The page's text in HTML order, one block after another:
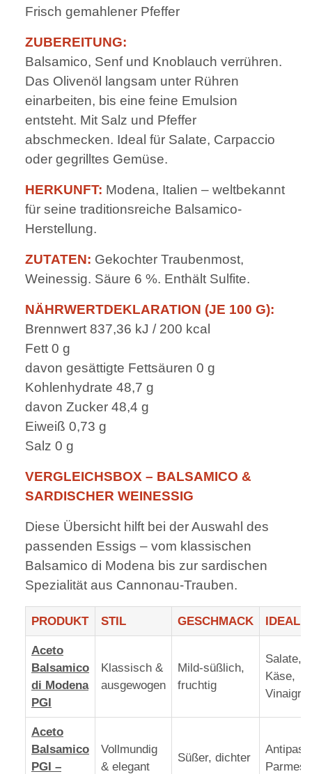
Frisch gemahlener Pfeffer
ZUBEREITUNG:
Balsamico, Senf und Knoblauch verrühren.
Das Olivenöl langsam unter Rühren
einarbeiten, bis eine feine Emulsion
entsteht. Mit Salz und Pfeffer
abschmecken. Ideal für Salate, Carpaccio
oder gegrilltes Gemüse.
HERKUNFT: Modena, Italien – weltbekannt
für seine traditionsreiche Balsamico-
Herstellung.
ZUTATEN: Gekochter Traubenmost,
Weinessig. Säure 6 %. Enthält Sulfite.
NÄHRWERTDEKLARATION (JE 100 G):
Brennwert 837,36 kJ / 200 kcal
Fett 0 g
davon gesättigte Fettsäuren 0 g
Kohlenhydrate 48,7 g
davon Zucker 48,4 g
Eiweiß 0,73 g
Salz 0 g
VERGLEICHSBOX – BALSAMICO &
SARDISCHER WEINESSIG
Diese Übersicht hilft bei der Auswahl des
passenden Essigs – vom klassischen
Balsamico di Modena bis zur sardischen
Spezialität aus Cannonau-Trauben.
PRODUKT STIL GESCHMACK IDEAL
Aceto
Balsamico
di Modena
PGI
Klassisch &
ausgewogen
Mild-süßlich,
fruchtig
Salate,
Käse,
Aceto
Balsamico
PGI –
Vollmundig
& elegant
Süßer, dichter